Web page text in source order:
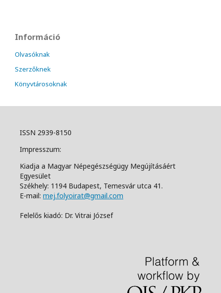
Információ
Olvasóknak
Szerzőknek
Könyvtárosoknak
ISSN 2939-8150
Impresszum:
Kiadja a Magyar Népegészségügy Megújításáért
Egyesület
Székhely: 1194 Budapest, Temesvár utca 41.
E-mail: mej.folyoirat@gmail.com
Felelős kiadó: Dr. Vitrai József